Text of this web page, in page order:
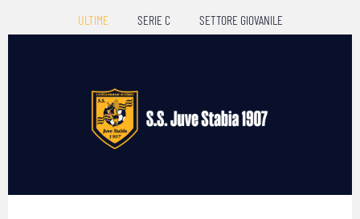
ULTIME SERIE C SETTORE GIOVANILE